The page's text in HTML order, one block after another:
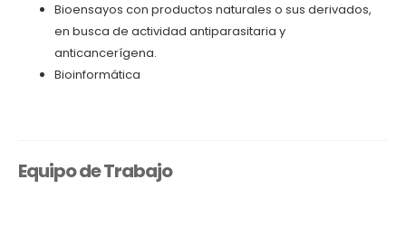
Bioensayos con productos naturales o sus derivados,
en busca de actividad antiparasitaria y
anticancerígena.
Bioinformática
Equipo de Trabajo